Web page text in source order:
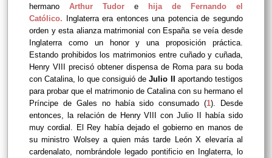
hermano Arthur Tudor e
hija de Fernando el
Católico.
Inglaterra era entonces una potencia de segundo
orden y esta alianza matrimonial con España se veía desde
Inglaterra como un honor y una proposición práctica.
Estando prohibidos los matrimonios entre cuñado y cuñada,
Henry VIII precisó obtener dispensa de Roma para su boda
con Catalina, lo que consiguió deJulio II aportando testigos
para probar que el matrimonio de Catalina con su hermano el
Príncipe de Gales no había sido consumado (1). Desde
entonces, la relación de Henry VIII con Julio II había sido
muy cordial. El Rey había dejado el gobierno en manos de
su ministro Wolsey a quien más tarde León X elevaría al
cardenalato, nombrándole legado pontificio en Inglaterra, lo